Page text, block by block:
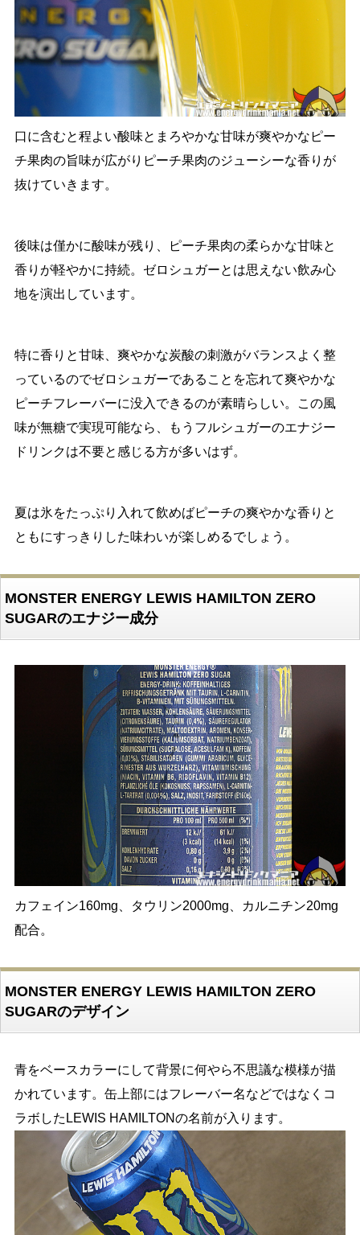
口に含むと程よい酸味とまろやかな甘味が爽やかなピー
チ果肉の旨味が広がりピーチ果肉のジューシーな香りが
抜けていきます。
後味は僅かに酸味が残り、ピーチ果肉の柔らかな甘味と
香りが軽やかに持続。ゼロシュガーとは思えない飲み心
地を演出しています。
特に香りと甘味、爽やかな炭酸の刺激がバランスよく整
っているのでゼロシュガーであることを忘れて爽やかな
ピーチフレーバーに没入できるのが素晴らしい。この風
味が無糖で実現可能なら、もうフルシュガーのエナジー
ドリンクは不要と感じる方が多いはず。
夏は氷をたっぷり入れて飲めばピーチの爽やかな香りと
ともにすっきりした味わいが楽しめるでしょう。
MONSTER ENERGY LEWIS HAMILTON ZERO
SUGARのエナジー成分
カフェイン160mg、タウリン2000mg、カルニチン20mg
配合。
MONSTER ENERGY LEWIS HAMILTON ZERO
SUGARのデザイン
青をベースカラーにして背景に何やら不思議な模様が描
かれています。缶上部にはフレーバー名などではなくコ
ラボしたLEWIS HAMILTONの名前が入ります。